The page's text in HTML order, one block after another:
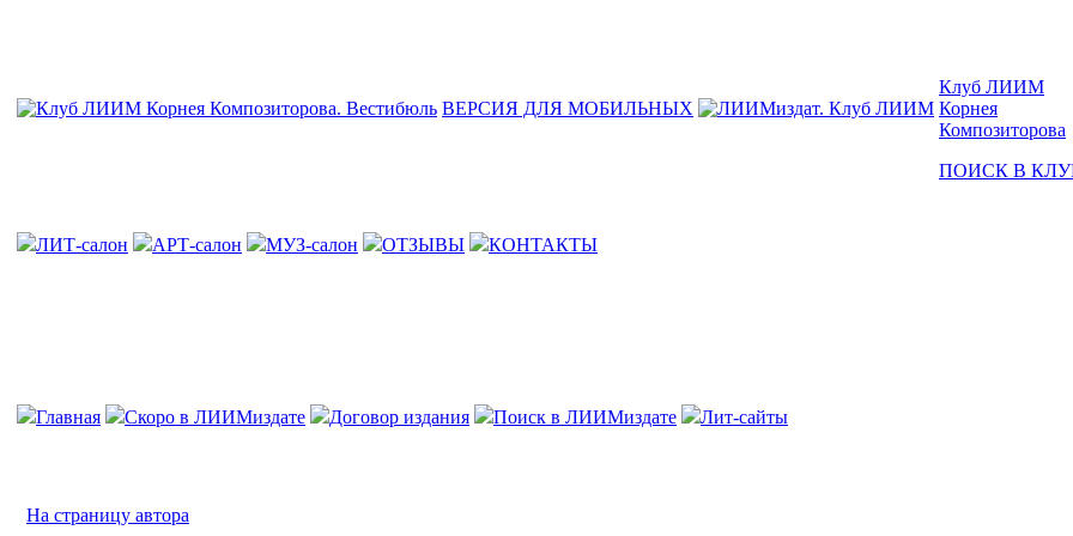
ВЕРСИЯ ДЛЯ МОБИЛЬНЫХ
Клуб ЛИИМ
Корнея
Композиторова
ПОИСК В
ЛИТ-салон АРТ-салон МУЗ-салон ОТЗЫВЫ КОНТАКТЫ
Главная Скоро в ЛИИМиздате Договор издания Поиск в ЛИИМиздате Лит-сайты
На страницу автора